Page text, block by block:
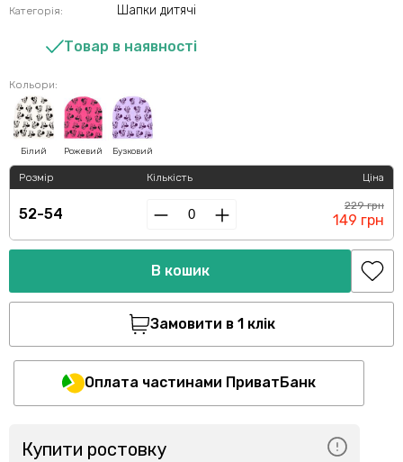
Категорія: Шапки дитячі
Товар в наявності
Кольори:
Білий Рожевий Бузковий
Розмір
52-54
Кількість Ціна
229 грн
149 грн
В кошик
Замовити в 1 клік
Оплата частинами ПриватБанк
Купити ростовку